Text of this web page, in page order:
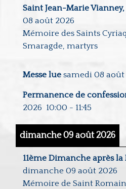
Saint Jean-Marie
08 août 2026
Mémoire des Saints
Smaragde, martyrs
Messe lue samedi 08 août
Permanence de
2026 10:00 - 11:45
dimanche 09 août 2026
11ème Dimanche après la
dimanche 09 août 2026
Mémoire de Saint